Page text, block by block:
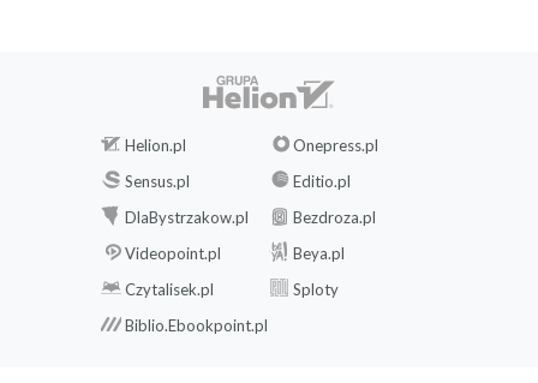
Helion.pl
Onepress.pl
Sensus.pl
Editio.pl
DlaBystrzakow.pl
Bezdroza.pl
Videopoint.pl
Beya.pl
Czytalisek.pl
Sploty
Biblio.Ebookpoint.pl